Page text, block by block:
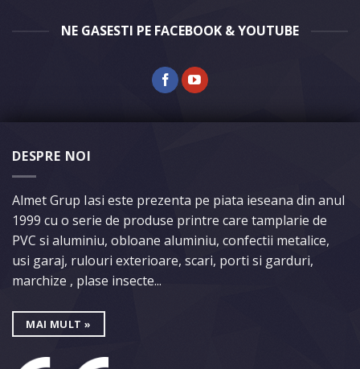
NE GASESTI PE FACEBOOK & YOUTUBE
DESPRE NOI
Almet Grup Iasi este prezenta pe piata ieseana din anul
1999 cu o serie de produse printre care tamplarie de
PVC si aluminiu, obloane aluminiu, confectii metalice,
usi garaj, rulouri exterioare, scari, porti si garduri,
marchize , plase insecte...
MAI MULT »